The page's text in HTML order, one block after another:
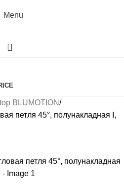
Menu
BLUMOTION
петля 45°, полунакладная I,